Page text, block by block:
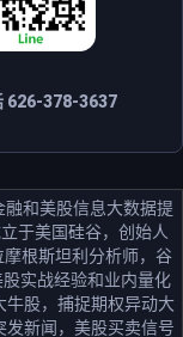
626-378-3637
和美股信息大数据提
于美国硅谷，创始人
根斯坦利分析师，谷
实战经验和业内量化
牛股，捕捉期权异动大
新闻，美股买卖信号